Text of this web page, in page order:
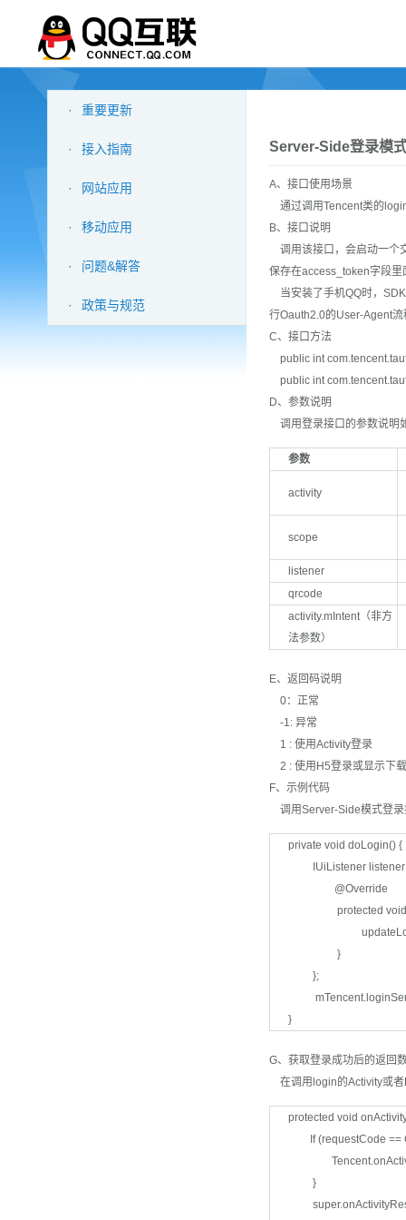
· 重要更新
· 接入指南
· 网站应用
· 移动应用
· 问题&解答
· 政策与规范
Server-Side登录模
A、接口使用场景
通过调用Tencent类的
B、接口说明
调用该接口，会启动一个
保存在access_token字段里
当安装了手机QQ时，
行Oauth2.0的User-Agent
C、接口方法
public int
public int
D、参数说明
调用登录接口的参数说明
参数
activity
scope
listener
qrcode
activity.mIntent（非方
法参数）
E、返回码说明
0：正常
-1: 异常
1 : 使用Activity登录
2 : 使用H5登录或显示下
F、示例代码
调用Server-Side模式登录
private void doLogin() {
IUiListener listener
@Override
protected void
}
};
}
G、获取登录成功后的返回
在调用login的Activity或者
protected void
If (requestCode ==
}